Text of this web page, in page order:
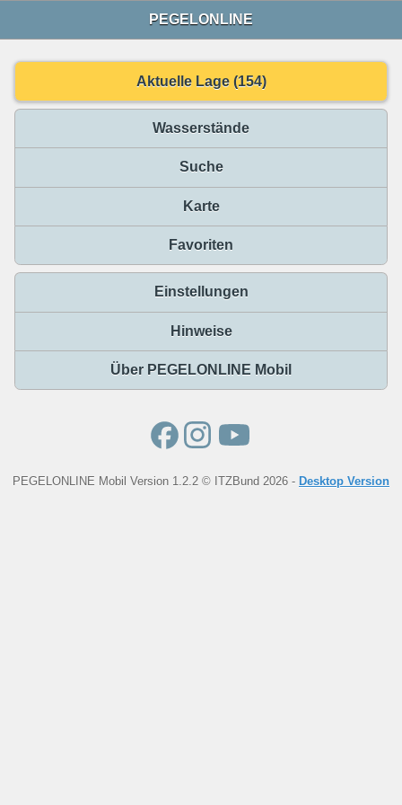
PEGELONLINE
Aktuelle Lage (154)
Wasserstände
Suche
Karte
Favoriten
Einstellungen
Hinweise
Über PEGELONLINE Mobil
PEGELONLINE Mobil Version 1.2.2 © ITZBund 2026 - Desktop Version